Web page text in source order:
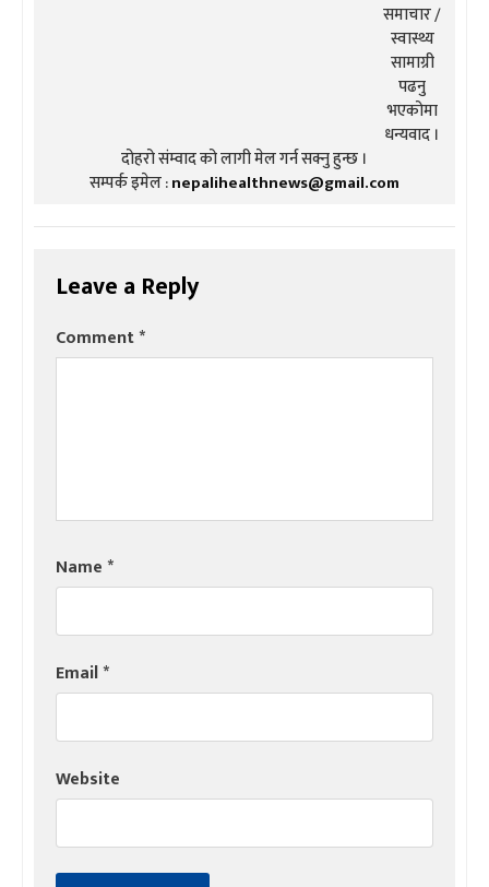
समाचार /
स्वास्थ्य
सामाग्री
पढनु
भएकोमा
धन्यवाद ।
दोहरो संम्वाद को लागी मेल गर्न सक्नु हुन्छ ।
सम्पर्क इमेल :nepalihealthnews@gmail.com
Leave a Reply
Comment*
Name*
Email*
Website